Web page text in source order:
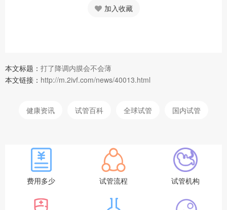
加入收藏
本文标题： 打了降调内膜会不会薄
本文链接： http://m.2ivf.com/news/40013.html
健康资讯 试管百科 全球试管 国内试管
费用多少 试管流程 试管机构